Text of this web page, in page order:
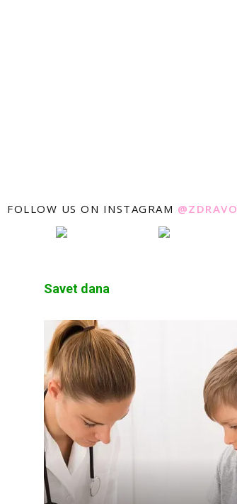
FOLLOW US ON INSTAGRAM
Savet dana